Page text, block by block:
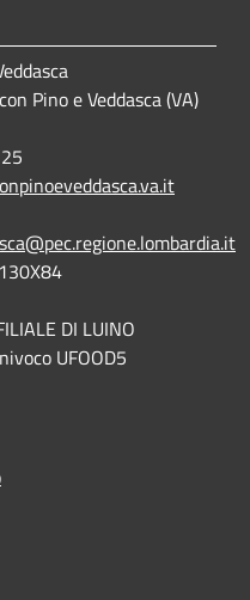
Pino e Veddasca (VA)
DI LUINO
UFOOD5